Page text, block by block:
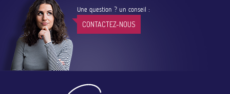
Une question ? un conseil :
CONTACTEZ-NOUS